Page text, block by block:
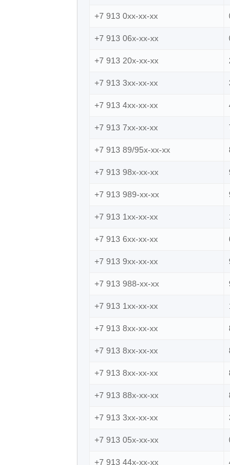
+7 913 0xx-xx-xx
+7 913 06x-xx-xx
+7 913 20x-xx-xx
+7 913 3xx-xx-xx
+7 913 4xx-xx-xx
+7 913 7xx-xx-xx
+7 913 89/95x-xx-xx
+7 913 98x-xx-xx
+7 913 989-xx-xx
+7 913 1xx-xx-xx
+7 913 6xx-xx-xx
+7 913 9xx-xx-xx
+7 913 988-xx-xx
+7 913 1xx-xx-xx
+7 913 8xx-xx-xx
+7 913 8xx-xx-xx
+7 913 8xx-xx-xx
+7 913 88x-xx-xx
+7 913 3xx-xx-xx
+7 913 05x-xx-xx
+7 913 44x-xx-xx